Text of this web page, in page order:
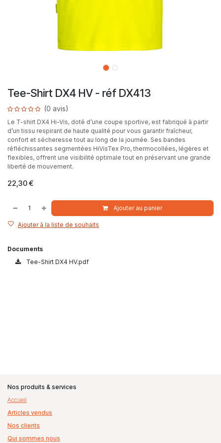
Tee-Shirt DX4 HV - réf DX413
(0 avis)
Le T-shirt DX4 Hi-Vis, doté d’une coupe sportive, est fabriqué à partir
d’un tissu respirant de haute qualité pour vous garantir fraîcheur,
confort et sécheresse tout au long de la journée. Ses bandes
réfléchissantes segmentées HiVisTex Pro, thermocollées, légères et
flexibles, offrent une visibilité optimale tout en préservant une grande
liberté de mouvement.
22,30€
Ajouter au panier
Ajouter à la liste de souhaits
Documents
Tee-Shirt DX4 HV.pdf
Nos produits & services
Accueil
Articles vendus
Nos clients
Qui sommes nous